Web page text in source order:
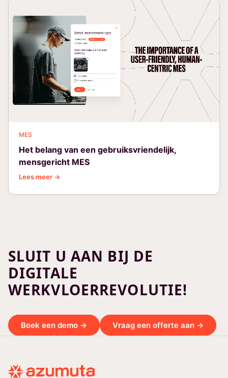
MES
Het belang van een gebruiksvriendelijk,
mensgericht MES
Lees meer →
SLUIT U AAN BIJ DE
DIGITALE
WERKVLOERREVOLUTIE!
Boek een demo → Vraag een offerte aan →